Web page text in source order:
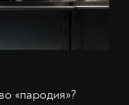
«пародия»?